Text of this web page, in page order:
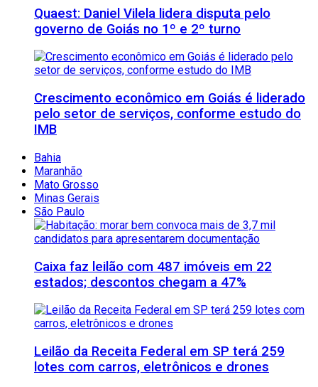
Quaest: Daniel Vilela lidera disputa pelo
governo de Goiás no 1º e 2º turno
Crescimento econômico em Goiás é liderado
pelo setor de serviços, conforme estudo do
IMB
Bahia
Maranhão
Mato Grosso
Minas Gerais
São Paulo
Caixa faz leilão com 487 imóveis em 22
estados; descontos chegam a 47%
Leilão da Receita Federal em SP terá 259
lotes com carros, eletrônicos e drones